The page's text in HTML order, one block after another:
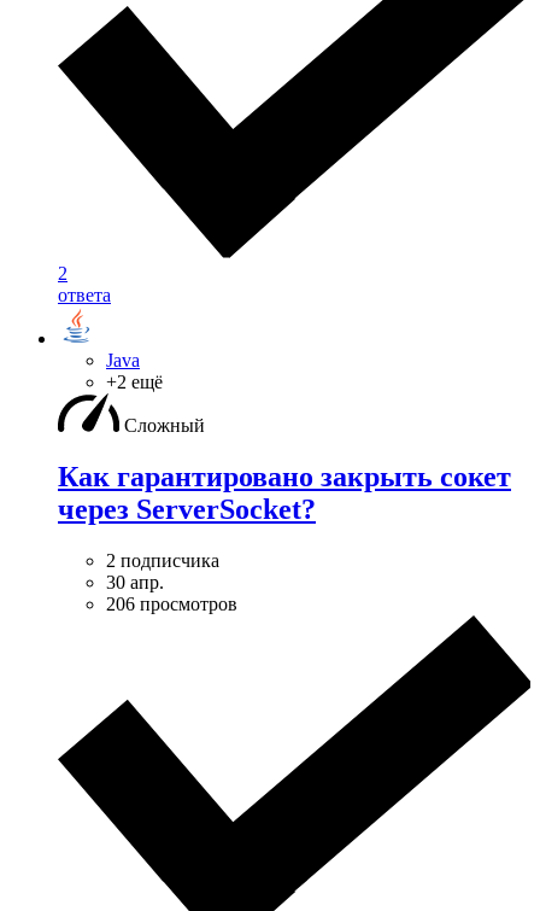
2
ответа
Java
+2 ещё
Сложный
Как гарантировано закрыть сокет
через ServerSocket?
2 подписчика
30 апр.
206 просмотров